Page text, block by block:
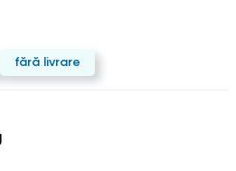
fără livrare